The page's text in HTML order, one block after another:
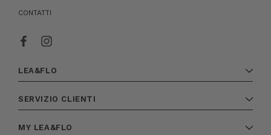
CONTATTI
LEA&FLO
SERVIZIO CLIENTI
MY LEA&FLO